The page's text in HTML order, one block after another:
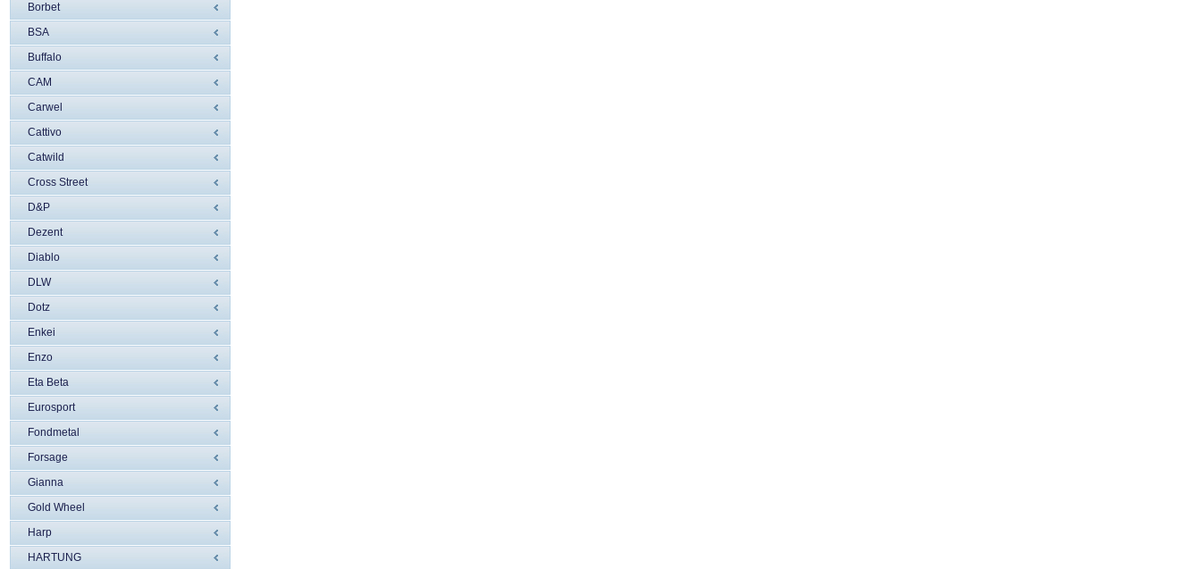
Borbet
BSA
Buffalo
CAM
Carwel
Cattivo
Catwild
Cross Street
D&P
Dezent
Diablo
DLW
Dotz
Enkei
Enzo
Eta Beta
Eurosport
Fondmetal
Forsage
Gianna
Gold Wheel
Harp
HARTUNG